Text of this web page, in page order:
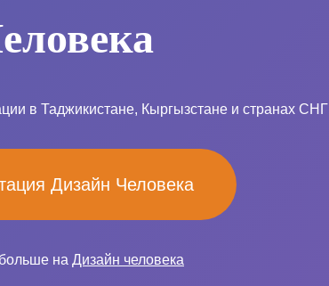
в Таджикистане, Кыргызстане и странах СНГ
Дизайн Человека
на Дизайн человека